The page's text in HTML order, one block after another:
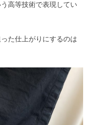
高等技術で表現してい
た仕上がりにするのは